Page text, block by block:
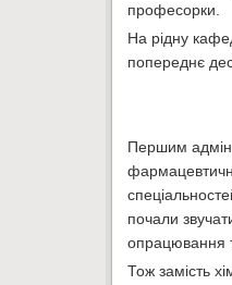
професорки.
На рідну
попереднє
Першим
почали
опрацювання
Тож замість